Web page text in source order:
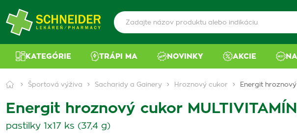
KATEGÓRIE TRÁPI MA NOVINKY AKCIE
Športová výživa Sacharidy a Gainery Hroznový cukor Energit hroznový
Energit hroznový cukor
pastilky 1x17 ks (37,4 g)